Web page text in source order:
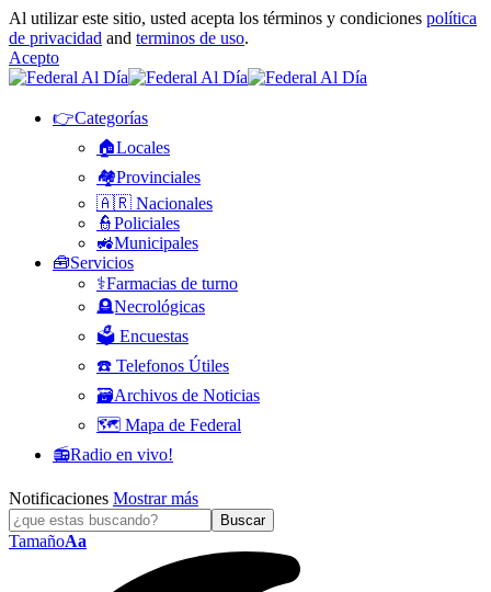
Al utilizar este sitio, usted acepta los términos y condiciones política
de privacidad and terminos de uso.
Acepto
👉Categorías
🏠Locales
🏘️Provinciales
🇦🇷 Nacionales
👮Policiales
🚜Municipales
🧰Servicios
⚕️Farmacias de turno
🪦Necrológicas
🗳️ Encuestas
☎️ Telefonos Útiles
🗃️Archivos de Noticias
🗺️ Mapa de Federal
📻Radio en vivo!
Notificaciones Mostrar más
TamañoAa